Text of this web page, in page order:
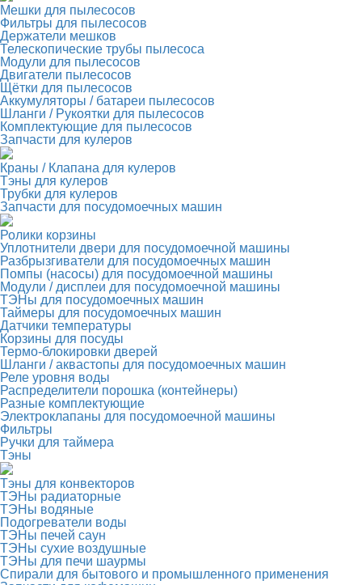
Мешки для пылесосов
Фильтры для пылесосов
Держатели мешков
Телескопические трубы пылесоса
Модули для пылесосов
Двигатели пылесосов
Щётки для пылесосов
Аккумуляторы / батареи пылесосов
Шланги / Рукоятки для пылесосов
Комплектующие для пылесосов
Запчасти для кулеров
Краны / Клапана для кулеров
Тэны для кулеров
Трубки для кулеров
Запчасти для посудомоечных машин
Ролики корзины
Уплотнители двери для посудомоечной машины
Разбрызгиватели для посудомоечных машин
Помпы (насосы) для посудомоечной машины
Модули / дисплеи для посудомоечной машины
ТЭНы для посудомоечных машин
Таймеры для посудомоечных машин
Датчики температуры
Корзины для посуды
Термо-блокировки дверей
Шланги / аквастопы для посудомоечных машин
Реле уровня воды
Распределители порошка (контейнеры)
Разные комплектующие
Электроклапаны для посудомоечной машины
Фильтры
Ручки для таймера
Тэны
Тэны для конвекторов
ТЭНы радиаторные
ТЭНы водяные
Подогреватели воды
ТЭНы печей саун
ТЭНы сухие воздушные
ТЭНы для печи шаурмы
Спирали для бытового и промышленного применения